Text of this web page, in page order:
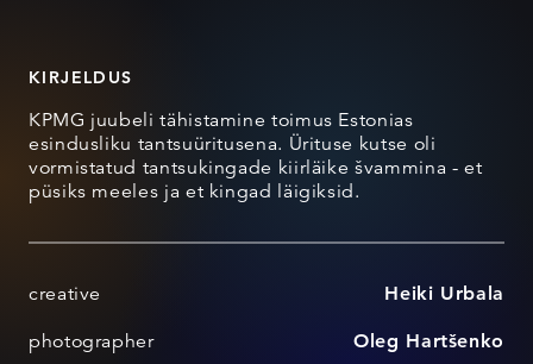
KIRJELDUS
KPMG juubeli tähistamine toimus Estonias
esindusliku tantsuüritusena. Ürituse kutse oli
vormistatud tantsukingade kiirläike švammina - et
püsiks meeles ja et kingad läigiksid.
creative Heiki Urbala
photographer Oleg Hartšenko